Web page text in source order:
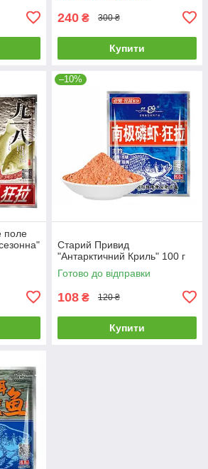
240 ₴ 300 ₴
Купити
поле
–10%
Старий Привид
"Антарктичний Криль" 100 г
Готово до відправки
108 ₴ 120 ₴
Купити